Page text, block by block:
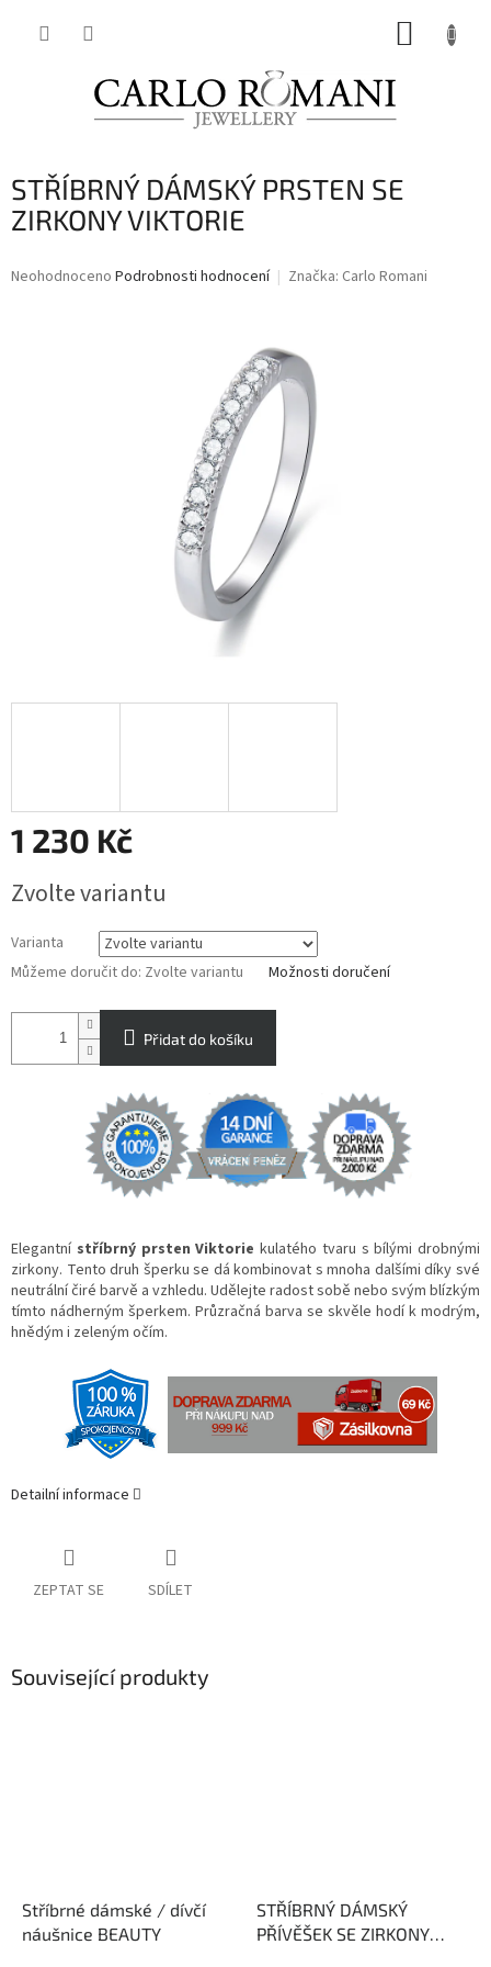
STŘÍBRNÝ DÁMSKÝ PRSTEN SE
ZIRKONY VIKTORIE
Průměrné
Neohodnoceno Podrobnosti hodnocení Značka: Carlo Romani
1 230 Kč
cena:
Zvolte variantu
Varianta
Můžeme doručit do: Zvolte variantu Možnosti doručení
Přidat do košíku
Elegantnístříbrný prsten Viktorie kulatého tvaru s bílými drobnými
zirkony. Tento druh šperku se dá kombinovat s mnoha dalšími díky své
neutrální čiré barvě a vzhledu. Udělejte radost sobě nebo svým blízkým
tímto nádherným šperkem. Průzračná barva se skvěle hodí k modrým,
hnědým i zeleným očím.
Detailní informace
ZEPTAT SE SDÍLET
Související produkty
Stříbrné dámské / dívčí
náušnice BEAUTY
STŘÍBRNÝ DÁMSKÝ
PŘÍVĚŠEK SE ZIRKONY